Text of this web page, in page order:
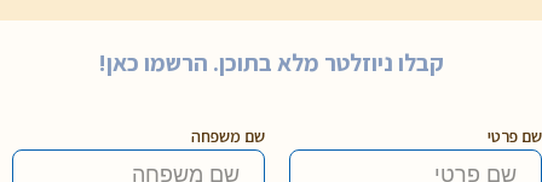
קבלו ניוזלטר מלא בתוכן. הרשמו כאן!
שם פרטי שם משפחה